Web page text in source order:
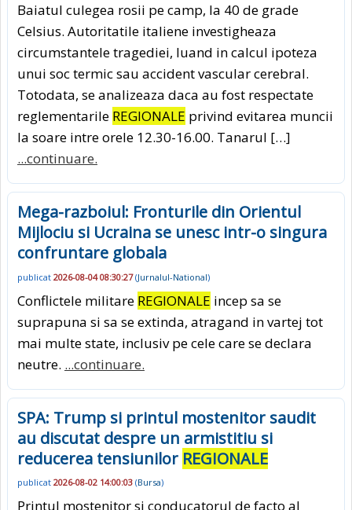
Baiatul culegea rosii pe camp, la 40 de grade
Celsius. Autoritatile italiene investigheaza
circumstantele tragediei, luand in calcul ipoteza
unui soc termic sau accident vascular cerebral.
Totodata, se analizeaza daca au fost respectate
reglementarile REGIONALE privind evitarea muncii
la soare intre orele 12.30-16.00. Tanarul […]
...continuare.
Mega-razboiul: Fronturile din Orientul
Mijlociu si Ucraina se unesc intr-o singura
confruntare globala
publicat 2026-08-04 08:30:27(Jurnalul-National)
Conflictele militare REGIONALE incep sa se
suprapuna si sa se extinda, atragand in vartej tot
mai multe state, inclusiv pe cele care se declara
neutre. ...continuare.
SPA: Trump si printul mostenitor saudit
au discutat despre un armistitiu si
reducerea tensiunilor REGIONALE
publicat 2026-08-02 14:00:03 (Bursa)
Printul mostenitor si conducatorul de facto al